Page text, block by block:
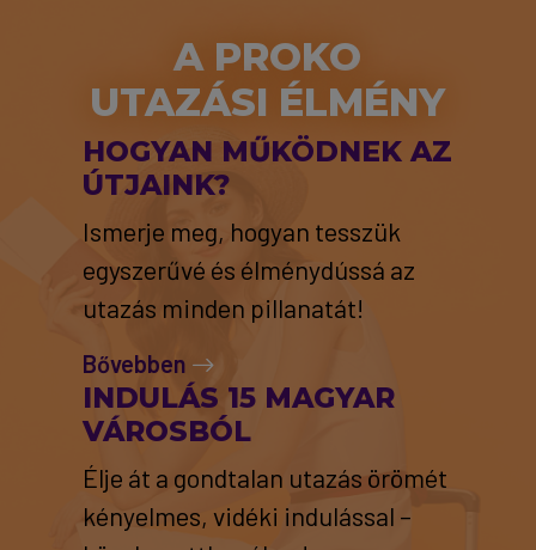
A PROKO
UTAZÁSI ÉLMÉNY
HOGYAN MŰKÖDNEK AZ
ÚTJAINK?
Ismerje meg, hogyan tesszük
egyszerűvé és élménydússá az
utazás minden pillanatát!
Bővebben
INDULÁS 15 MAGYAR
VÁROSBÓL
Élje át a gondtalan utazás örömét
kényelmes, vidéki indulással –